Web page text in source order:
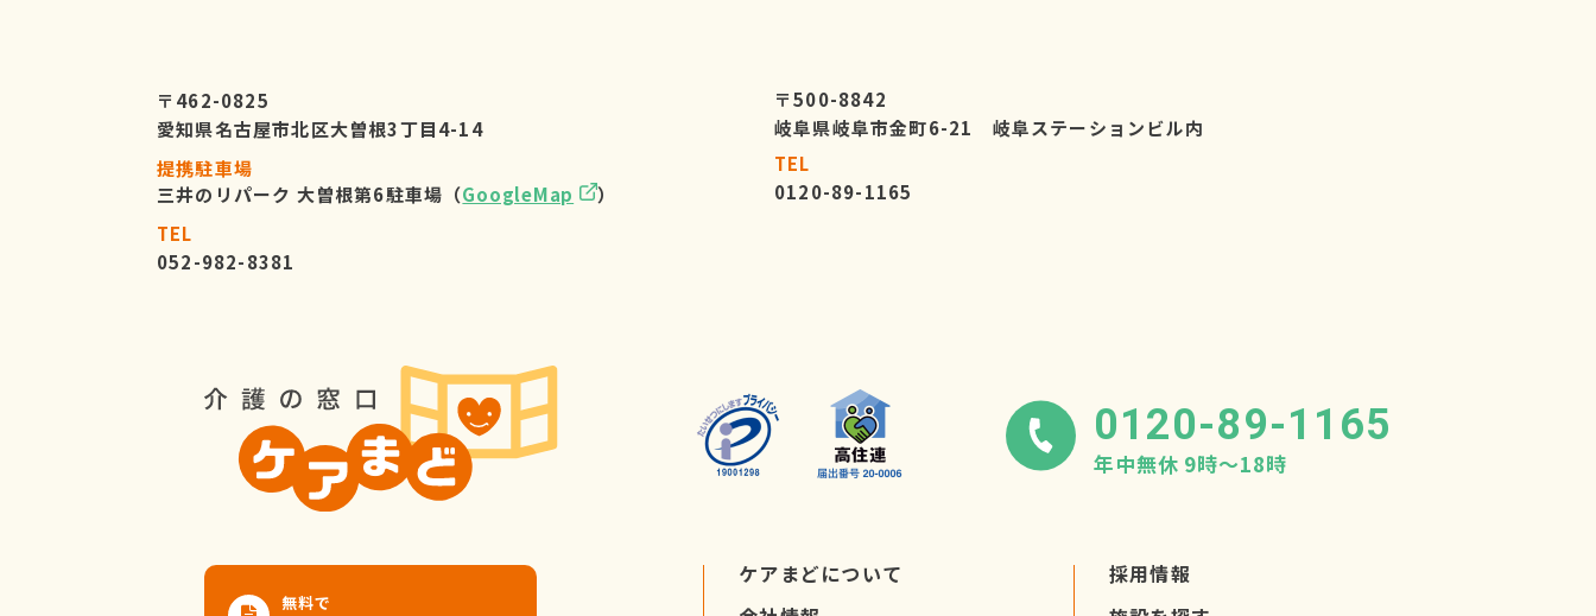
〒462-0825
愛知県名古屋市北区大曽根3丁目4-14
提携駐車場
三井のリパーク 大曽根第6駐車場（GoogleMap
）
TEL
052-982-8381
〒500-8842
岐阜県岐阜市金町6-21 岐阜ステーションビル内
TEL
0120-89-1165
無料で
0120-89-1165
年中無休 9時〜18時
ケアまどについて
採用情報